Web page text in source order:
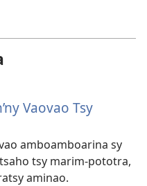
Vaovao Tsy
amboamboarina sy
tsy marim-pototra,
aminao.